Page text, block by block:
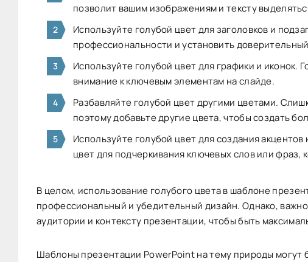
позволит вашим изображениям и тексту
Используйте голубой цвет для заголовков и
профессиональности и установить
Используйте голубой цвет для графики и иконок.
внимание к ключевым элементам на слайде.
Разбавляйте голубой цвет другими цветами.
поэтому добавьте другие цвета, чтобы создать
Используйте голубой цвет для создания
цвет для подчеркивания ключевых слов или
В целом, использование голубого цвета в шаблоне
профессиональный и убедительный дизайн. Однако,
аудитории и контексту презентации, чтобы быть
Шаблоны презентации PowerPoint на тему природы могут